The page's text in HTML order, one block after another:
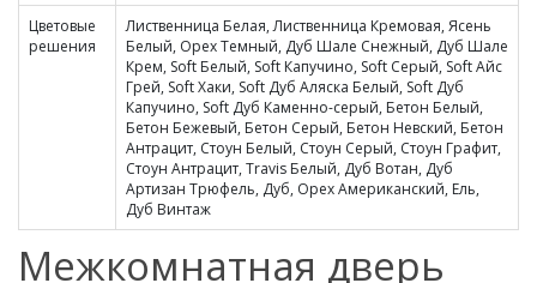
Цветовые
решения
Лиственница Белая, Лиственница Кремовая, Ясень
Белый, Орех Темный, Дуб Шале Снежный, Дуб Шале
Крем, Soft Белый, Soft Капучино, Soft Серый, Soft Айс
Грей, Soft Хаки, Soft Дуб Аляска Белый, Soft Дуб
Капучино, Soft Дуб Каменно-серый, Бетон Белый,
Бетон Бежевый, Бетон Серый, Бетон Невский, Бетон
Антрацит, Стоун Белый, Стоун Серый, Стоун Графит,
Стоун Антрацит, Travis Белый, Дуб Вотан, Дуб
Артизан Трюфель, Дуб, Орех Американский, Ель,
Дуб Винтаж
Межкомнатная дверь